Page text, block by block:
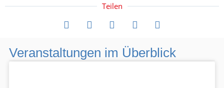
Teilen
Veranstaltungen im Überblick